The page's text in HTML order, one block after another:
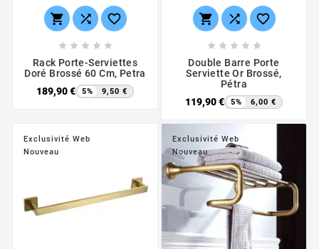
  
    
Rack Porte-Serviettes
Doré Brossé 60 Cm, Petra
189,90 €
5% 9,50 €
  
    
Double Barre Porte
Serviette Or Brossé,
Pétra
119,90 €
5% 6,00 €
Exclusivité Web
Nouveau
Exclusivité Web
Nouveau